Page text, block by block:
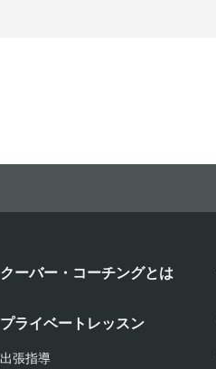
クーバー・コーチングとは
プライベートレッスン
出張指導